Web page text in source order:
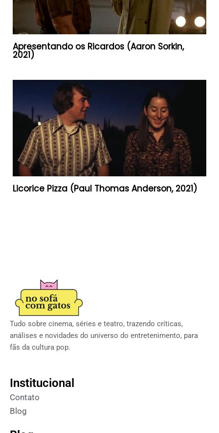
Apresentando os Ricardos (Aaron Sorkin,
2021)
Licorice Pizza (Paul Thomas Anderson, 2021)
Tudo sobre cinema, séries e teatro, trazendo críticas,
análises e novidades do universo do entretenimento, para
fãs da cultura pop.
Institucional
Contato
Blog